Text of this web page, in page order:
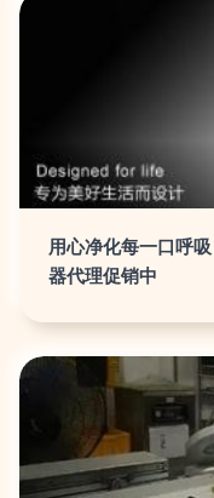
用心净化每一口呼
器代理促销中